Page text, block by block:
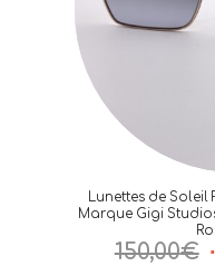
Lunettes de Soleil
Marque Gigi
150,00€